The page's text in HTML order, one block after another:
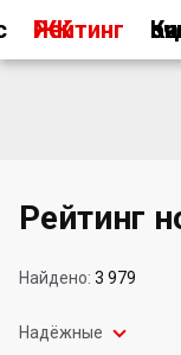
Рейтинг ЖК Как мы
Рейтинг
Найдено: 3 979
Надёжные 